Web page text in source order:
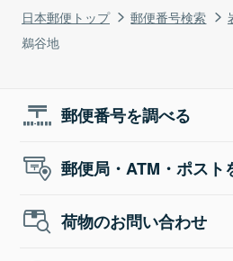
日本郵便トップ 郵便番号検索
鵜谷地
郵便番号を調べる
郵便局・ATM・ポスト
荷物のお問い合わせ